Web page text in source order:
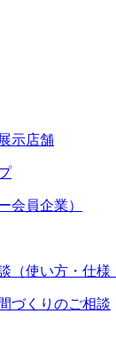
示店舗
会員企業）
（使い方・仕様
づくりのご相談